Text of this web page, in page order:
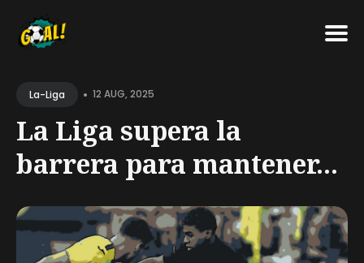
forLa-Liga • 12 AUG, 2025
La Liga supera la
barrera para mantener...